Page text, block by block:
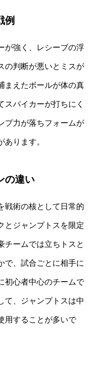
例
が強く、レシーブの浮
の判断が悪いとミスが
まえたボールが体の真
スパイカーが打ちにく
プ力が落ちフォームが
ります。
の違い
戦術の核として日常的
とジャンプトスを限定
チームでは立ちトスと
で、試合ごとに相手に
初心者中心のチームで
て、ジャンプトスは中
用することが多いで